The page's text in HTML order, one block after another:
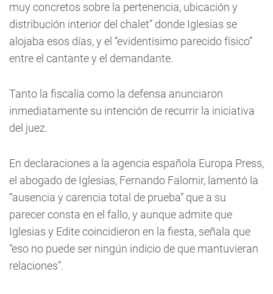
muy concretos sobre la pertenencia, ubicación y
distribución interior del chalet” donde Iglesias se
alojaba esos días, y el “evidentísimo parecido físico”
entre el cantante y el demandante.
Tanto la fiscalía como la defensa anunciaron
inmediatamente su intención de recurrir la iniciativa
del juez.
En declaraciones a la agencia española Europa Press,
el abogado de Iglesias, Fernando Falomir, lamentó la
“ausencia y carencia total de prueba” que a su
parecer consta en el fallo, y aunque admite que
Iglesias y Edite coincidieron en la fiesta, señala que
“eso no puede ser ningún indicio de que mantuvieran
relaciones”.